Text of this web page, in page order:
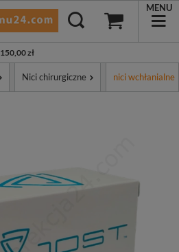
150,00 zł
MENU
Nici chirurgiczne nici wchłanialne